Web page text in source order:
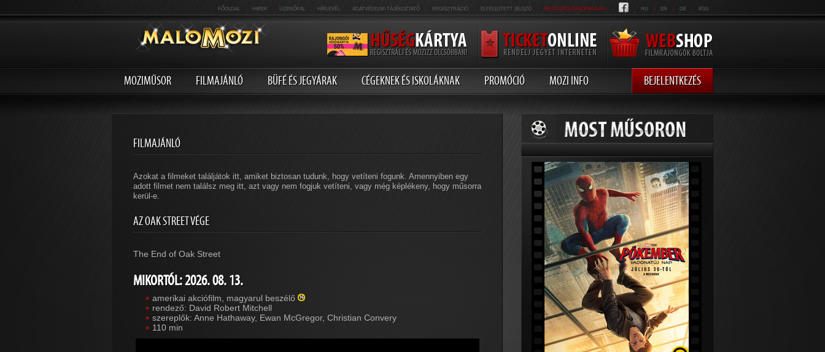
FŐOLDAL . HIREK . ÜZENŐFAL . HÍRLEVÉL . ADATVÉDELMI TÁJÉKOZTATÓ . REGISZTRÁCIÓ . ELFELEJTETT JELSZÓ . METROPOLITANOPERA.HU . . HU . EN . DE . RSS
MOZIMŰSOR FILMAJÁNLÓ BÜFÉ ÉS JEGYÁRAK CÉGEKNEK ÉS ISKOLÁKNAK PROMÓCIÓ MOZI INFO BEJELENTKEZÉS
FILMAJÁNLÓ
Azokat a filmeket találjátok itt, amiket biztosan tudunk, hogy vetíteni fogunk. Amennyiben egy
adott filmet nem találsz meg itt, azt vagy nem fogjuk vetíteni, vagy még képlékeny, hogy műsorra
kerül-e.
AZ OAK STREET VÉGE
The End of Oak Street
MIKORTÓL: 2026. 08. 13.
amerikai akciófilm, magyarul beszélő
rendező: David Robert Mitchell
szereplők: Anne Hathaway, Ewan McGregor, Christian Convery
110 min